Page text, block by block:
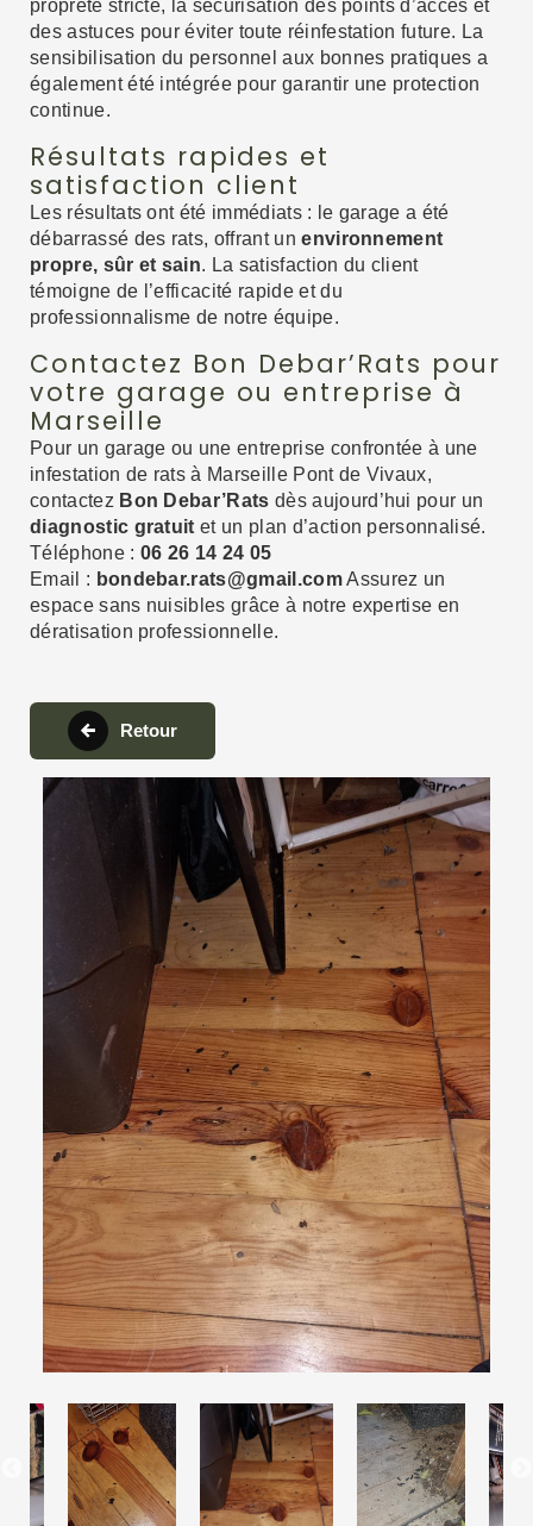
propreté stricte, la sécurisation des points d’accès et
des astuces pour éviter toute réinfestation future. La
sensibilisation du personnel aux bonnes pratiques a
également été intégrée pour garantir une protection
continue.
Résultats rapides et
satisfaction client
Les résultats ont été immédiats : le garage a été
débarrassé des rats, offrant unenvironnement
propre, sûr et sain. La satisfaction du client
témoigne de l’efficacité rapide et du
professionnalisme de notre équipe.
Contactez Bon Debar’Rats pour
votre garage ou entreprise à
Marseille
Pour un garage ou une entreprise confrontée à une
infestation de rats à Marseille Pont de Vivaux,
contactez Bon Debar’Rats dès aujourd’hui pour un
diagnostic gratuit et un plan d’action personnalisé.
Téléphone : 06 26 14 24 05
Email : bondebar.rats@gmail.comAssurez un
espace sans nuisibles grâce à notre expertise en
dératisation professionnelle.
Retour